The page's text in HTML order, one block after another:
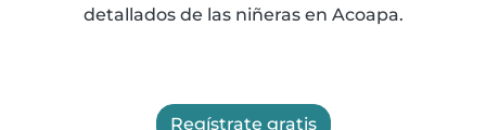
detallados de las niñeras en Acoapa.
Regístrate gratis